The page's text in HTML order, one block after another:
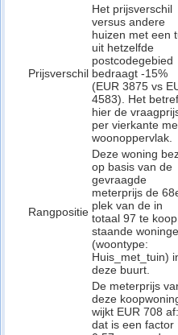
Prijsverschil
Het prijsverschil
versus andere
huizen met een
uit hetzelfde
postcodegebied
bedraagt -15%
(EUR 3875 vs
4583). Het
hier de
per vierkante
woonoppervlak.
Rangpositie
Deze woning
op basis van de
gevraagde
meterprijs de
plek van de in
totaal 97 te koop
staande
(woontype:
Huis_met_tuin)
deze buurt.
De meterprijs
deze
wijkt EUR 708 af:
dat is een factor